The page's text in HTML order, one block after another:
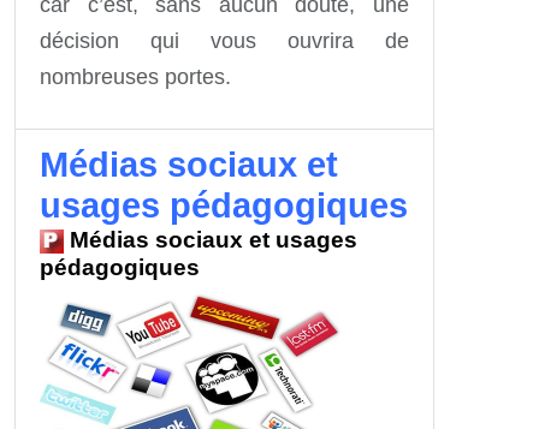
car c’est, sans aucun doute, une
décision qui vous ouvrira de
nombreuses portes.
Médias sociaux et
usages pédagogiques
Médias sociaux et usages
pédagogiques